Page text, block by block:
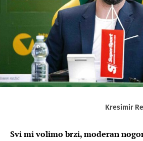
Kresimir
Svi mi volimo brzi, moderan